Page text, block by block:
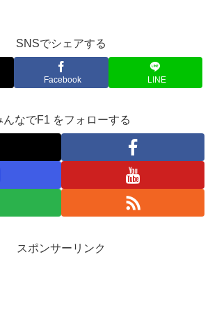
SNSでシェアする
Facebook LINE
んなでF1 をフォローする
スポンサーリンク